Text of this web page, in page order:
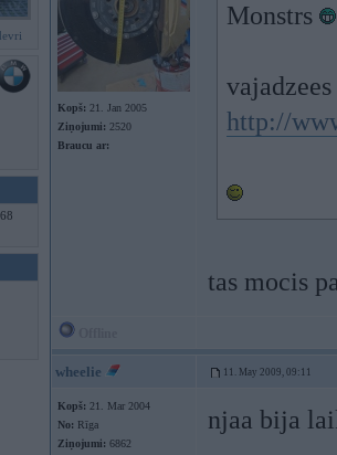
Kopš: 21. Jan 2005
Ziņojumi: 2520
Braucu ar:
Monstrs
http://
tas mocis
wheelie 11. May 2009, 09:11
Kopš: 21. Mar 2004
No: Rīga
Ziņojumi: 6862
njaa bija